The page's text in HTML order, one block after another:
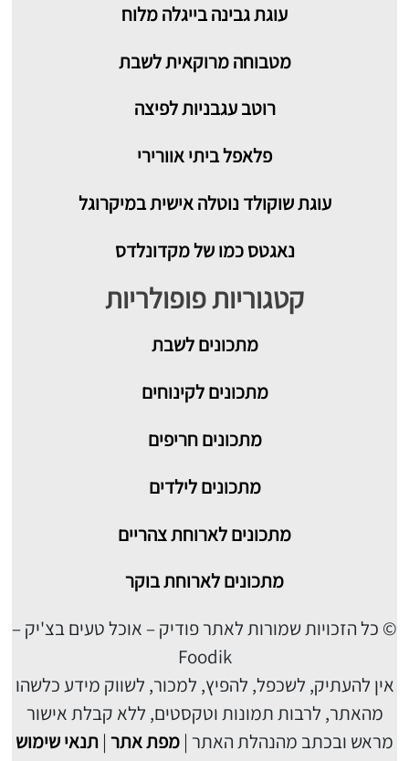
עוגת גבינה בייגלה מלוח
מטבוחה מרוקאית לשבת
רוטב עגבניות לפיצה
פלאפל ביתי אוורירי
עוגת שוקולד נוטלה אישית במיקרוגל
נאגטס כמו של מקדונלדס
קטגוריות פופולריות
מתכוניםלשבת
מתכונים לקינוחים
מתכונים חריפים
מתכונים לילדים
מתכונים לארוחת צהריים
מתכונים לארוחת בוקר
© כל הזכויות שמורות לאתר פודיק – אוכל טעים בצ'יק –
Foodik
אין להעתיק, לשכפל, להפיץ, למכור, לשווק מידע כלשהו
מהאתר, לרבות תמונות וטקסטים, ללא קבלת אישור
מראש ובכתב מהנהלת האתר | מפת אתר | תנאי שימוש